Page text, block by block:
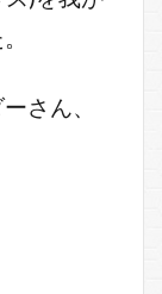
さん、